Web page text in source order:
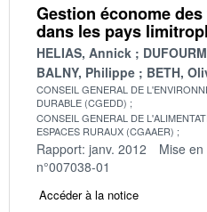
Gestion économe
dans les pays
HELIAS, Annick
BALNY, Philippe
BETH,
CONSEIL GENERAL DE
DURABLE (CGEDD)
CONSEIL GENERAL DE
ESPACES RURAUX (CGAAER)
Rapport: janv. 2012 Mise
n°007038-01
Accéder à la notice